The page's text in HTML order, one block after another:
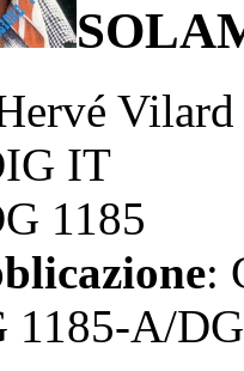
Vilard
IT
1185
:
1185-A/